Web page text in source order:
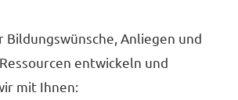
Bildungswünsche, Anliegen und
entwickeln und
mit Ihnen: